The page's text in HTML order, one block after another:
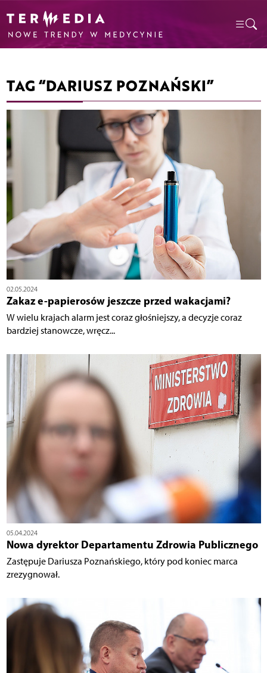
TAG “DARIUSZ POZNAŃSKI”
02.05.2024
Zakaz e-papierosów jeszcze przed wakacjami?
W wielu krajach alarm jest coraz głośniejszy, a decyzje coraz
bardziej stanowcze, wręcz...
05.04.2024
Nowa dyrektor Departamentu Zdrowia Publicznego
Zastępuje Dariusza Poznańskiego, który pod koniec marca
zrezygnował.